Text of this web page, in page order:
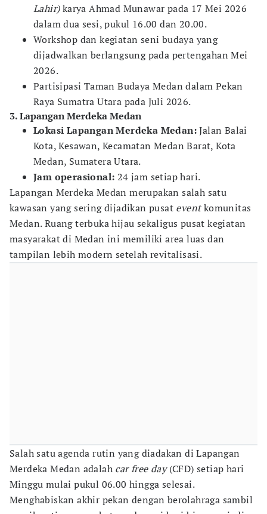
Lahir)karya Ahmad Munawar pada 17 Mei 2026
dalam dua sesi, pukul 16.00 dan 20.00.
Workshop dan kegiatan seni budaya yang
dijadwalkan berlangsung pada pertengahan Mei
2026.
Partisipasi Taman Budaya Medan dalam Pekan
Raya Sumatra Utara pada Juli 2026.
3. Lapangan Merdeka Medan
Lokasi Lapangan Merdeka Medan:Jalan Balai
Kota, Kesawan, Kecamatan Medan Barat, Kota
Medan, Sumatera Utara.
Jam operasional: 24 jam setiap hari.
Lapangan Merdeka Medan merupakan salah satu
kawasan yang sering dijadikan pusat eventkomunitas
Medan. Ruang terbuka hijau sekaligus pusat kegiatan
masyarakat di Medan ini memiliki area luas dan
tampilan lebih modern setelah revitalisasi.
Salah satu agenda rutin yang diadakan di Lapangan
Merdeka Medan adalah car free day(CFD) setiap hari
Minggu mulai pukul 06.00 hingga selesai.
Menghabiskan akhir pekan dengan berolahraga sambil